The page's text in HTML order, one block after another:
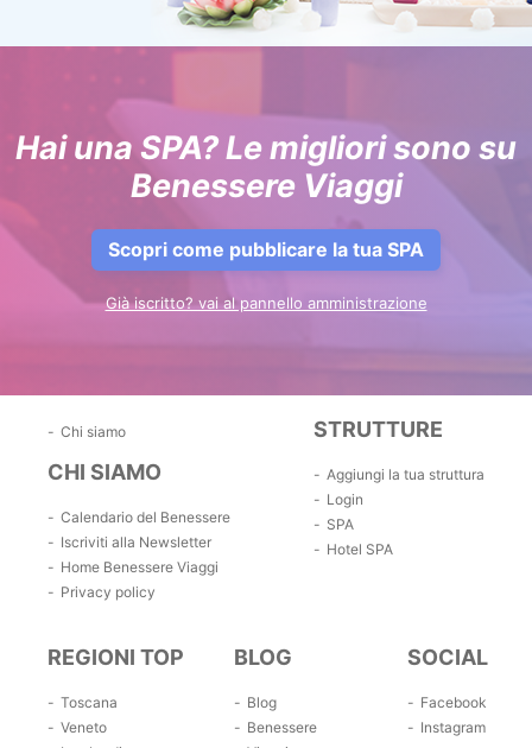
Hai una SPA? Le migliori sono su
Benessere Viaggi
Scopri come pubblicare la tua SPA
Già iscritto? vai al pannello amministrazione
Chi siamo
CHI SIAMO
Calendario del Benessere
Iscriviti alla Newsletter
Home Benessere Viaggi
Privacy policy
STRUTTURE
Aggiungi la tua struttura
Login
SPA
Hotel SPA
REGIONI TOP
Toscana
Veneto
BLOG
Blog
Benessere
SOCIAL
Facebook
Instagram